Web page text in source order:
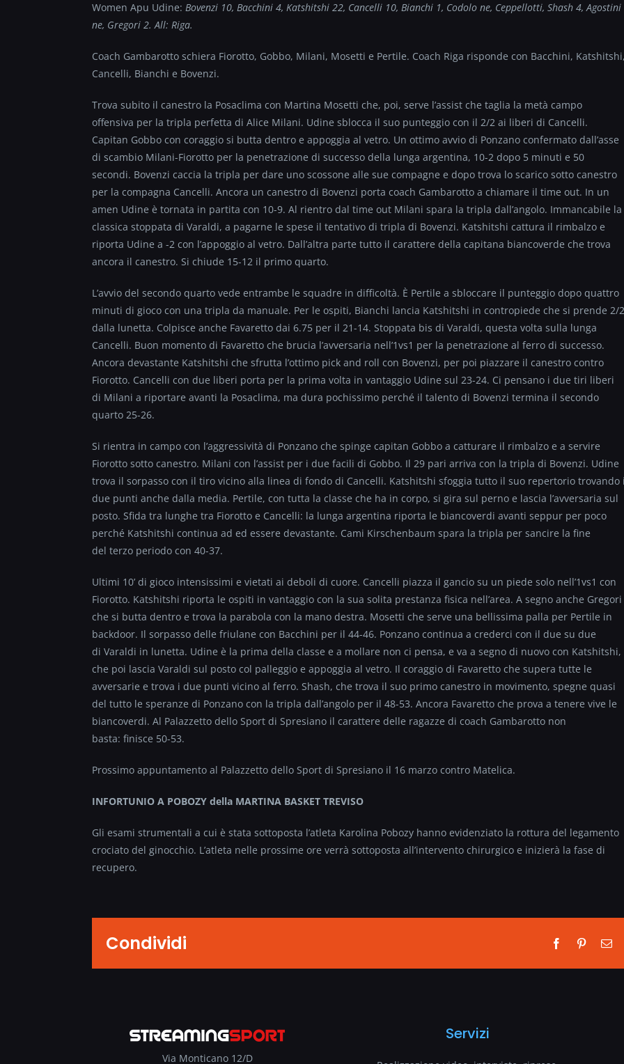
Women Apu Udine: Bovenzi 10, Bacchini 4, Katshitshi 22, Cancelli 10, Bianchi 1, Codolo ne, Ceppellotti, Shash 4, Agostini
ne, Gregori 2. All: Riga.
Coach Gambarotto schiera Fiorotto, Gobbo, Milani, Mosetti e Pertile. Coach Riga risponde con Bacchini,
Cancelli, Bianchi e Bovenzi.
Trova subito il canestro la Posaclima con Martina Mosetti che, poi, serve l’assist che taglia la metà campo
offensiva per la tripla perfetta di Alice Milani. Udine sblocca il suo punteggio con il 2/2 ai liberi di Cancelli.
Capitan Gobbo con coraggio si butta dentro e appoggia al vetro. Un ottimo avvio di Ponzano confermato dall’asse
di scambio Milani-Fiorotto per la penetrazione di successo della lunga argentina, 10-2 dopo 5 minuti e 50
secondi. Bovenzi caccia la tripla per dare uno scossone alle sue compagne e dopo trova lo scarico sotto canestro
per la compagna Cancelli. Ancora un canestro di Bovenzi porta coach Gambarotto a chiamare il time out. In un
amen Udine è tornata in partita con 10-9. Al rientro dal time out Milani spara la tripla dall’angolo. Immancabile la
classica stoppata di Varaldi, a pagarne le spese il tentativo di tripla di Bovenzi. Katshitshi cattura il rimbalzo e
riporta Udine a -2 con l’appoggio al vetro. Dall’altra parte tutto il carattere della capitana biancoverde che trova
ancora il canestro. Si chiude 15-12 il primo quarto.
L’avvio del secondo quarto vede entrambe le squadre in difficoltà. È Pertile a sbloccare il punteggio dopo quattro
minuti di gioco con una tripla da manuale. Per le ospiti, Bianchi lancia Katshitshi in contropiede che si prende 2/2
dalla lunetta. Colpisce anche Favaretto dai 6.75 per il 21-14. Stoppata bis di Varaldi, questa volta sulla lunga
Cancelli. Buon momento di Favaretto che brucia l’avversaria nell’1vs1 per la penetrazione al ferro di successo.
Ancora devastante Katshitshi che sfrutta l’ottimo pick and roll con Bovenzi, per poi piazzare il canestro contro
Fiorotto. Cancelli con due liberi porta per la prima volta in vantaggio Udine sul 23-24. Ci pensano i due tiri liberi
di Milani a riportare avanti la Posaclima, ma dura pochissimo perché il talento di Bovenzi termina il secondo
quarto 25-26.
Si rientra in campo con l’aggressività di Ponzano che spinge capitan Gobbo a catturare il rimbalzo e a servire
Fiorotto sotto canestro. Milani con l’assist per i due facili di Gobbo. Il 29 pari arriva con la tripla di Bovenzi. Udine
trova il sorpasso con il tiro vicino alla linea di fondo di Cancelli. Katshitshi sfoggia tutto il suo repertorio trovando
due punti anche dalla media. Pertile, con tutta la classe che ha in corpo, si gira sul perno e lascia l’avversaria sul
posto. Sfida tra lunghe tra Fiorotto e Cancelli: la lunga argentina riporta le biancoverdi avanti seppur per poco
perché Katshitshi continua ad ed essere devastante. Cami Kirschenbaum spara la tripla per sancire la fine
del terzo periodo con 40-37.
Ultimi 10’ di gioco intensissimi e vietati ai deboli di cuore. Cancelli piazza il gancio su un piede solo nell’1vs1 con
Fiorotto. Katshitshi riporta le ospiti in vantaggio con la sua solita prestanza fisica nell’area. A segno anche Gregori
che si butta dentro e trova la parabola con la mano destra. Mosetti che serve una bellissima palla per Pertile in
backdoor. Il sorpasso delle friulane con Bacchini per il 44-46. Ponzano continua a crederci con il due su due
di Varaldi in lunetta. Udine è la prima della classe e a mollare non ci pensa, e va a segno di nuovo con Katshitshi,
che poi lascia Varaldi sul posto col palleggio e appoggia al vetro. Il coraggio di Favaretto che supera tutte le
avversarie e trova i due punti vicino al ferro. Shash, che trova il suo primo canestro in movimento, spegne quasi
del tutto le speranze di Ponzano con la tripla dall’angolo per il 48-53. Ancora Favaretto che prova a tenere vive le
biancoverdi. Al Palazzetto dello Sport di Spresiano il carattere delle ragazze di coach Gambarotto non
basta: finisce 50-53.
Prossimo appuntamento al Palazzetto dello Sport di Spresiano il 16 marzo contro Matelica.
INFORTUNIO A POBOZY della MARTINA BASKET TREVISO
Gli esami strumentali a cui è stata sottoposta l’atleta Karolina Pobozy hanno evidenziato la rottura del legamento
crociato del ginocchio. L’atleta nelle prossime ore verrà sottoposta all’intervento chirurgico e inizierà la fase di
recupero.
Condividi Facebook
Pinterest
Via Monticano 12/D
Servizi